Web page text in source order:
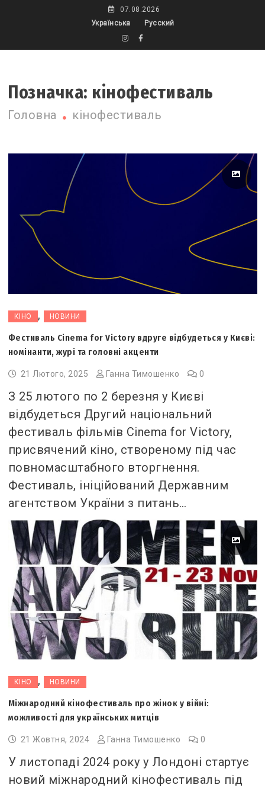
07.08.2026
Українська
Русский
Позначка: кінофестиваль
Головна кінофестиваль
КІНО , НОВИНИ
Фестиваль Cinema for Victory вдруге відбудеться у Києві:
номінанти, журі та головні акценти
21 Лютого, 2025 Ганна Тимошенко 0
З 25 лютого по 2 березня у Києві
відбудеться Другий національний
фестиваль фільмів Cinema for Victory,
присвячений кіно, створеному під час
повномасштабного вторгнення.
Фестиваль, ініційований Державним
агентством України з питань…
КІНО , НОВИНИ
Міжнародний кінофестиваль про жінок у війні:
можливості для українських митців
21 Жовтня, 2024 Ганна Тимошенко 0
У листопаді 2024 року у Лондоні стартує
новий міжнародний кінофестиваль під